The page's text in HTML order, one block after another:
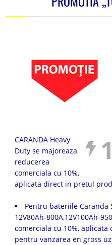
CARANDA Heavy
Duty se majoreaza
reducerea
comerciala cu 10%,
aplicata direct in pretul
Pentru bateriile Caranda
12V80Ah-800A,12V100Ah-
comerciala cu 10%,
pentru vanzarea en gross